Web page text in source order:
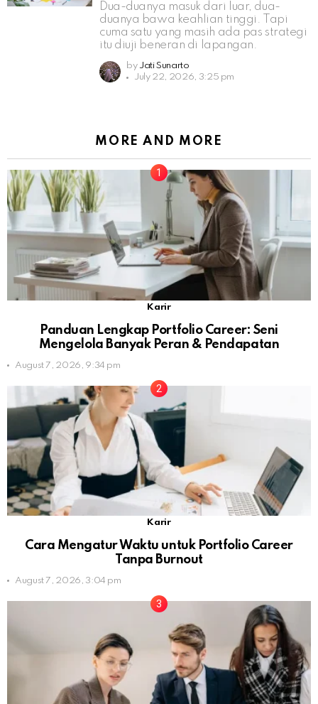
Dua-duanya masuk dari luar, dua-
duanya bawa keahlian tinggi. Tapi
cuma satu yang masih ada pas strategi
itu diuji beneran di lapangan.
by Jati Sunarto
July 22, 2026, 3:25 pm
MORE AND MORE
Karir
Panduan Lengkap Portfolio Career: Seni
Mengelola Banyak Peran & Pendapatan
August 7, 2026, 9:34 pm
Karir
Cara Mengatur Waktu untuk Portfolio Career
Tanpa Burnout
August 7, 2026, 3:04 pm